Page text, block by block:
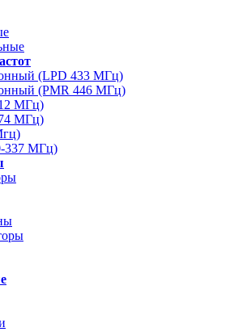
(LPD 433 МГц)
(PMR 446 МГц)
МГц)
МГц)
337 МГц)